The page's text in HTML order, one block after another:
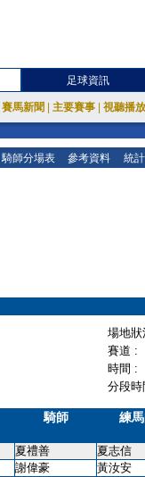
足球資訊
賽馬新聞 主要賽事 視聽播
騎師分場表 參考資料 統
場地
賽道 :
時間 :
分段
騎師 練
夏禮善 夏志信
謝偉豪 黃汝安